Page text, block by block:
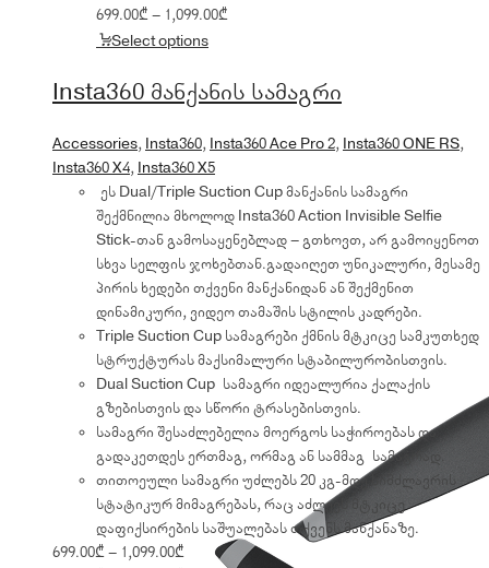
699.00₾– 1,099.00₾Price
through
1,099.00₾
Select options
Insta360 მანქანის სამაგრი
Accessories, Insta360, Insta360 Ace Pro 2, Insta360 ONE RS,
Insta360 X4, Insta360 X5
ეს Dual/Triple Suction Cup მანქანის სამაგრი
შექმნილია მხოლოდ Insta360 Action Invisible Selfie
Stick-თან გამოსაყენებლად – გთხოვთ, არ გამოიყენოთ
სხვა სელფის ჯოხებთან.გადაიღეთ უნიკალური, მესამე
პირის ხედები თქვენი მანქანიდან ან შექმენით
დინამიკური, ვიდეო თამაშის სტილის კადრები.
Triple Suction Cup სამაგრები ქმნის მტკიცე სამკუთხედ
სტრუქტურას მაქსიმალური სტაბილურობისთვის.
Dual Suction Cup სამაგრი იდეალურია ქალაქის
გზებისთვის და სწორი ტრასებისთვის.
სამაგრი შესაძლებელია მოერგოს საჭიროებას და
გადაკეთდეს ერთმაგ, ორმაგ ან სამმაგ სამაგრად.
თითოეული სამაგრი უძლებს 20 კგ-მდე სიმძლავრის
სტატიკურ მიმაგრებას, რაც აძლევს მტკიცე
დაფიქსირების საშუალებას თქვენს მანქანაზე.
699.00₾– 1,099.00₾Price